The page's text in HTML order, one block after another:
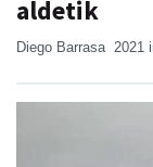
aldetik
Diego Barrasa 2021